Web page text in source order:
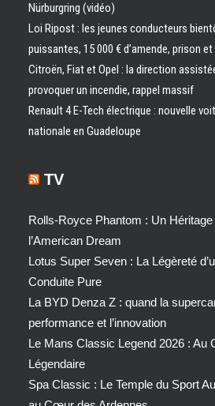
Nürburgring (vidéo)
Loi Ripost : les jeunes conducteurs
puissantes, 15 000 € d’amende, prison
Citroën, Fiat et Opel : la direction
provoquer un incendie, rappel massif
Renault 4 E-Tech électrique : nouvelle
nationale en Guadeloupe
TV
Rolls-Royce Phantom : Un
l’American Dream
Lotus Super Seven : La Légèreté
Conduite Pure
La BYD Denza Z : quand la
performance et l’innovation
Le Mans Classic Legend 2026 : Au
Légendaire
Spa Classic : Le Temple du Sport